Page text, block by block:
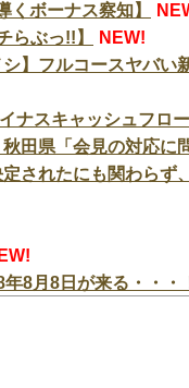
ボーナス察知】
らぶっ!!】
NEW!
】フルコースヤバい
ナスキャッシュフロ
田県「会見の対応に
されたにも関わらず
8月8日が来る・・・
たガラスが粉々になる